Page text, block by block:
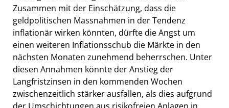
Zusammen mit der Einschätzung, dass die
geldpolitischen Massnahmen in der Tendenz
inflationär wirken könnten, dürfte die Angst um
einen weiteren Inflationsschub die Märkte in den
nächsten Monaten zunehmend beherrschen. Unter
diesen Annahmen könnte der Anstieg der
Langfristzinsen in den kommenden Wochen
zwischenzeitlich stärker ausfallen, als dies aufgrund